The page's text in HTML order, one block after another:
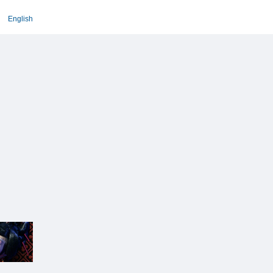
English